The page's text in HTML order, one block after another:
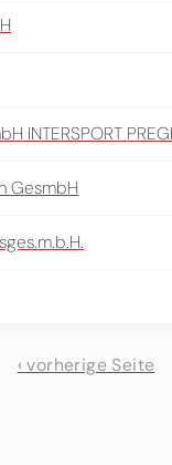
INTERSPORT
GesmbH
‹ vorherige Seite